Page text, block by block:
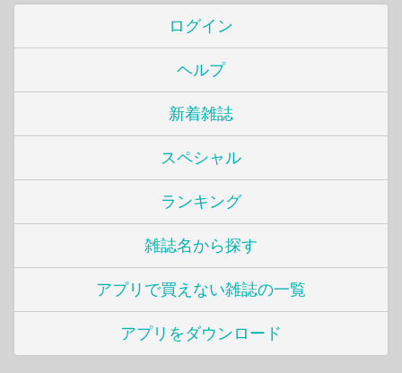
ログイン
ヘルプ
新着雑誌
スペシャル
ランキング
雑誌名から探す
アプリで買えない雑誌の一覧
アプリをダウンロード